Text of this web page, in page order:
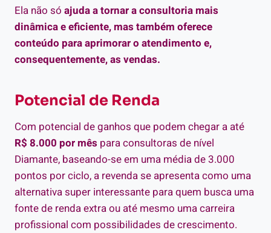
Ela não só ajuda a tornar a consultoria mais
dinâmica e eficiente, mas também oferece
conteúdo para aprimorar o atendimento e,
consequentemente, as vendas.
Potencial de Renda
Com potencial de ganhos que podem chegar a até
R$ 8.000 por mês para consultoras de nível
Diamante, baseando-se em uma média de 3.000
pontos por ciclo, a revenda se apresenta como uma
alternativa super interessante para quem busca uma
fonte de renda extra ou até mesmo uma carreira
profissional com possibilidades de crescimento.